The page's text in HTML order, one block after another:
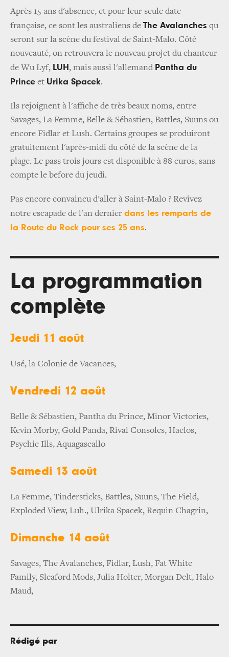
Après 15 ans d'absence, et pour leur seule date
française, ce sont les australiens de The Avalanches qu
seront sur la scène du festival de Saint-Malo. Côté
nouveauté, on retrouvera le nouveau projet du chanteur
de Wu Lyf, LUH , mais aussi l'allemand Pantha du
Prince et Urika Spacek.
Ils rejoignent à l'affiche de très beaux noms, entre
Savages, La Femme, Belle & Sébastien, Battles, Suuns ou
encore Fidlar et Lush. Certains groupes se produiront
gratuitement l'après-midi du côté de la scène de la
plage. Le pass trois jours est disponible à 88 euros, sans
compte le before du jeudi.
Pas encore convaincu d'aller à Saint-Malo ? Revivez
notre escapade de l'an dernier dans les remparts de
la Route du Rock pour ses 25 ans.
La programmation
complète
Jeudi 11 août
Usé, la Colonie de Vacances,
Vendredi 12 août
Belle & Sébastien, Pantha du Prince, Minor Victories,
Kevin Morby, Gold Panda, Rival Consoles, Haelos,
Psychic Ills, Aquagascallo
Samedi 13 août
La Femme, Tindersticks, Battles, Suuns, The Field,
Exploded View, Luh., Ulrika Spacek, Requin Chagrin,
Dimanche 14 août
Savages, The Avalanches, Fidlar, Lush, Fat White
Family, Sleaford Mods, Julia Holter, Morgan Delt, Halo
Maud,
Rédigé par